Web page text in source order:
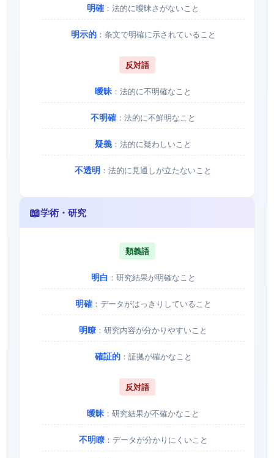
明確 ：法的に曖昧さがないこと
明示的：条文で明確に示されていること
反対語
曖昧：法的に不明確なこと
不明確 ：法的に不鮮明なこと
疑義 ：法的に疑わしいこと
不透明 ：法的に見通しが立たないこと
📖学術・研究
類義語
明白 ：研究結果が明確なこと
明確：データがはっきりしていること
明瞭 ：研究内容が分かりやすいこと
確証的：証拠が確かなこと
反対語
曖昧：研究結果が不確かなこと
不明瞭：データが分かりにくいこと